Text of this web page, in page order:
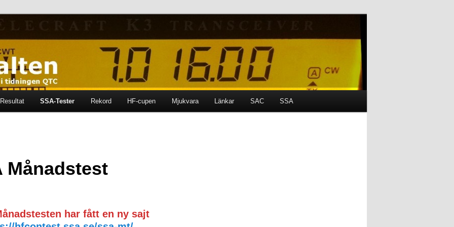
Resultat SSA-Tester Rekord HF-cupen Mjukvara Länkar SAC SSA
Månadstest
har fått en ny sajt